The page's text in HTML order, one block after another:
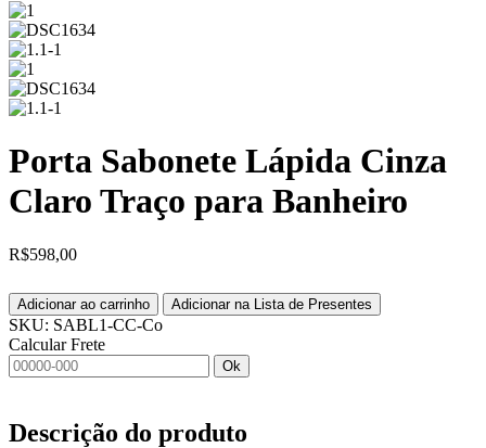
Porta Sabonete Lápida Cinza
Claro Traço para Banheiro
R$598,00
Adicionar ao carrinho Adicionar na Lista de Presentes
SKU: SABL1-CC-Co
Calcular Frete
Ok
Descrição do produto